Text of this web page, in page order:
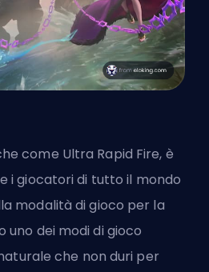
come Ultra Rapid Fire, è
i giocatori di tutto il mondo
modalità di gioco per la
uno dei modi di gioco
che non duri per